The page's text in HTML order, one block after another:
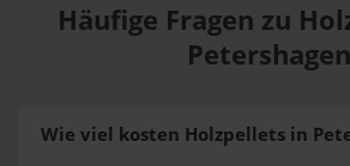
Häufige Fragen zu
Petershagen
Wie viel kosten Holzpellets in